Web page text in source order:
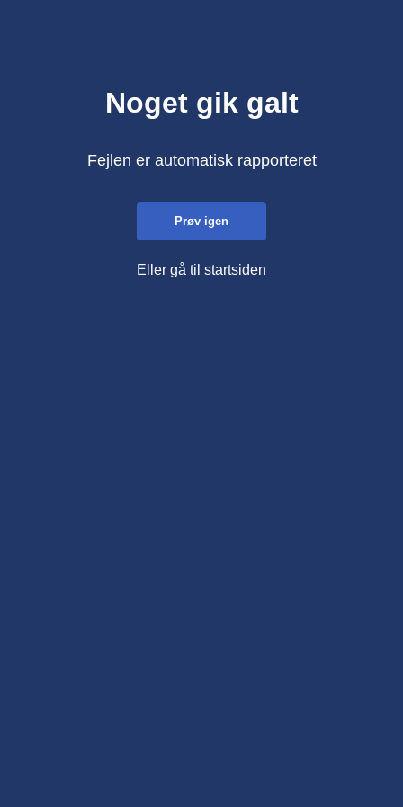
Noget gik galt
Fejlen er automatisk rapporteret
Prøv igen
Eller gå til startsiden